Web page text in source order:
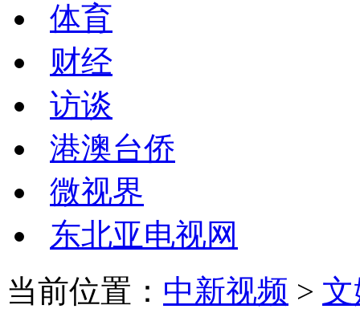
体育
财经
访谈
港澳台侨
微视界
东北亚电视网
当前位置： 中新视频 >